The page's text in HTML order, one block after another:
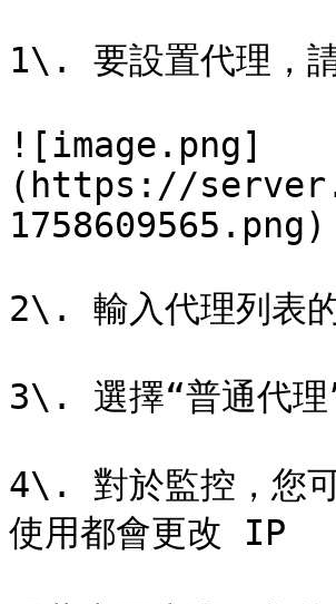
1\. 要設置代理，
![image.png]
(https://
1758609565.png)
2\. 輸入代理列表
3\. 選擇“普通代理
4\. 對於監控，您可
使用都會更改 IP